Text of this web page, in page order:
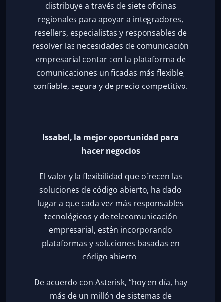
distribuye a través de siete oficinas
regionales para apoyar a integradores,
resellers, especialistas y responsables de
resolver las necesidades de comunicación
empresarial contar con la plataforma de
comunicaciones unificadas más flexible,
confiable, segura y de precio competitivo.
Issabel, la mejor oportunidad para
hacer negocios
El valor y la flexibilidad que ofrecen las
soluciones de código abierto, ha dado
lugar a que cada vez más responsables
tecnológicos y de telecomunicación
empresarial, estén incorporando
plataformas y soluciones basadas en
código abierto.
De acuerdo con Asterisk, “hoy en día, hay
más de un millón de sistemas de